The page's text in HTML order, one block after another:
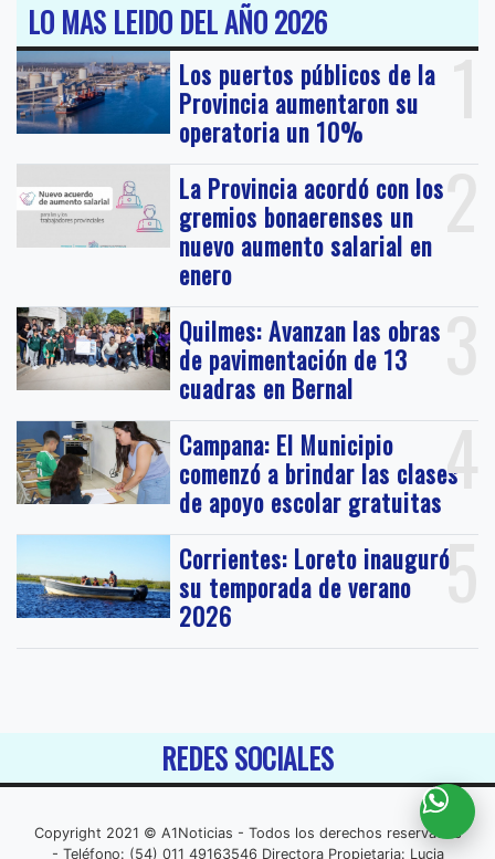
LO MAS LEIDO DEL AÑO 2026
1
Los puertos públicos de la
Provincia aumentaron su
operatoria un 10%
2
La Provincia acordó con los
gremios bonaerenses un
nuevo aumento salarial en
enero
3
Quilmes: Avanzan las obras
de pavimentación de 13
cuadras en Bernal
4
Campana: El Municipio
comenzó a brindar las clases
de apoyo escolar gratuitas
5
Corrientes: Loreto inauguró
su temporada de verano
2026
REDES SOCIALES
Copyright 2021 © A1Noticias - Todos los derechos reservados
- Teléfono: (54) 011 49163546 Directora Propietaria: Lucia